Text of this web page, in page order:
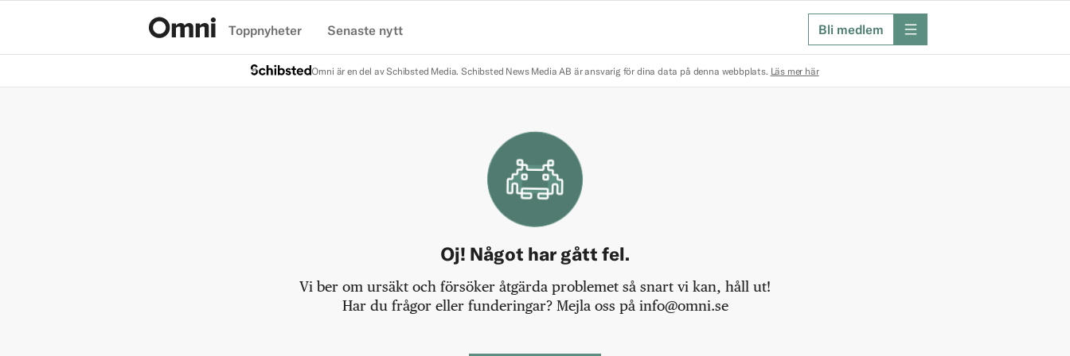
Toppnyheter Senaste nytt Bli medlem meny
Omni är en del av Schibsted Media. Schibsted News Media AB är ansvarig för dina data på denna webbplats. Läs mer här
Oj! Något har gått fel.
Vi ber om ursäkt och försöker åtgärda problemet så snart vi kan, håll ut!
Har du frågor eller funderingar? Mejla oss på info@omni.se